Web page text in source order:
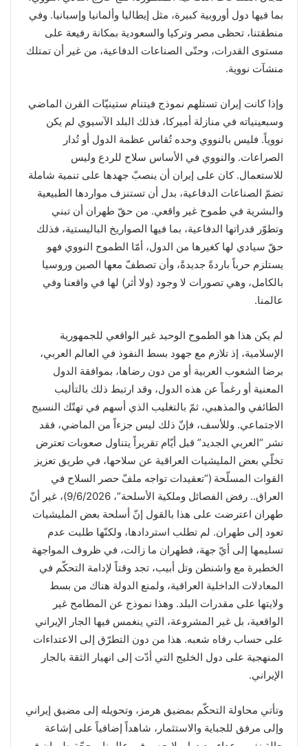
بما فيها دول أوروبية كبيرة، مثل إيطاليا وألمانيا وإسبانيا. وفي
منطقتنا، تحظى مصر وتركيا والسعودية بمكانة رفيعة على
مستوى القدرات، وحتّى الصناعات الدفاعية، من غير أن تمتلك
منشآت نووية.
وإذا كانت إيران تستلهم نموذج فيتنام ستينيّات القرن الماضي
وسبعينياته في منازلة أميركا، فذلك البلد الآسيوي لم يكن
نووياً. فليس بالنووي وحده تُقاس عظمة الدول أو تُدار
الصراعات. والنووي في الأساس سلاح للردع وليس
للاستعمال. كان على إيران أن ينصبّ جهدها على تنمية شاملة
تضمّ الصناعات الدفاعية، بدل أن تستنزف مواردها الطبيعية
والبشرية في طموح غير واقعي. من حقّ طهران أن تبني
وتطوّر قدراتها الدفاعية، بما فيها الصواريخ الباليستية، فذلك
حقّ سيادي لها كغيرها من الدول، أمّا الطموح النووي فهو
يستلزم حرباً باردةً جديدةً، وأن تصطفّ معها الصين وروسيا
بالكامل، وهي تصورات لا وجود (ولا أثر) لها في واقعنا وفي
عالمنا.
لم يكن هذا هو الطموح الوحيد غير الواقعي للجمهورية
الإسلامية، إذ تلازم مع جهود بسط النفوذ في العالم العربي،
برضا الشعوب العربية أو من دون رضاها، بموافقة الدول
المعنية أو رغماً عن هذه الدول، وقد ارتبط ذلك بالتأليب
الطائفي والمذهبي، ثمّ بالتغليب الذي أسهم في تهتّك النسيج
الاجتماعي. وللأسف، فإنّ ذلك ليس جزءاً من الماضي، فقد
نشر “العربي الجديد” قبل أيّام تقريراً يتناول صعوبات تعترض
تخلّي بعض المليشيات العراقية عن سلاحها، في طريق تعزيز
القوات المسلّحة (“تعقيدات تواجه ملفّ حصر السلاح في
العراق.. رفض الفصائل وملكية الأسلحة”، 9/6/2026)، غير أنّ
طهران اعترضت على هذا بالقول إنّ أسلحة بعض المليشيات
تعود إلى طهران. لم تطلب استردادها، ولكنّها طلبت عدم
تسليمها إلى أيّ جهة، فطهران ما زالت، في ظروف المواجهة
الخطيرة مع واشنطن وتل أبيب، تجد وقتاً لإدامة التحكّم في
المعادلات الداخلية العراقية، ولمنع الدولة هناك من بسط
ولايتها على مقدرات البلد. وهذا نموذج عن المطامح غير
الواقعية، بل غير المشروعة، التي ينغمس فيها الجار الإيراني
على حساب رفاه شعبه. هذا من دون التطرّق إلى الاعتداءات
المنهجية على دول الخليج التي أدّت إلى انهيار الثقة بالجار
الإيراني.
وتأتي محاولة التحكّم بمضيق هرمز، وتحويله إلى مضيق إيراني
وإلى مرفق للجباية والاستثمار، شاهداً إضافياً على إشاعة